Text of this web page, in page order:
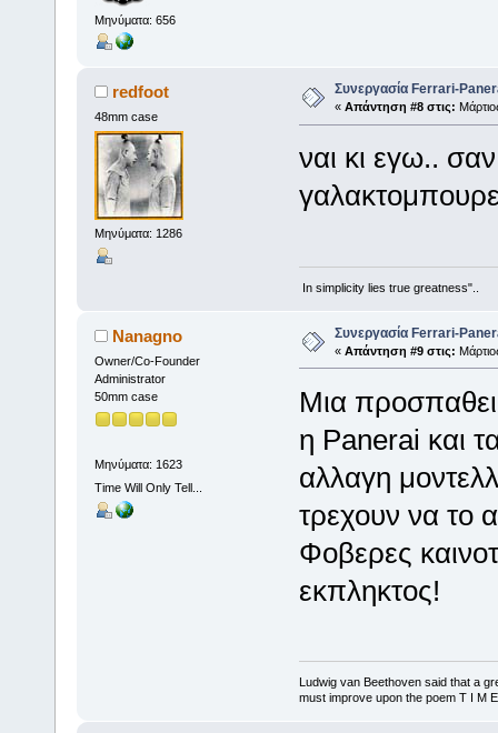
Μηνύματα: 656
redfoot
48mm case
Μηνύματα: 1286
Συνεργασία Ferrari-
« Απάντηση #8 στις:
ναι κι εγω..
In simplicity lies true greatness"..
Nanagno
Owner/Co-Founder
Administrator
50mm case
Μηνύματα: 1623
Time Will Only Tell...
Συνεργασία Ferrari-
« Απάντηση #9 στις:
Μια
η Panerai και
αλλαγη
τρεχουν να το
Φοβερες
εκπληκτος!
Ludwig van Beethoven said that a
must improve upon the poem T I M